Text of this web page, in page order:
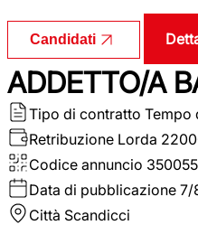
Candidati
ADDETTO/A
Tipo di contratto Tempo
Retribuzione Lorda
Codice annuncio 350055
Data di pubblicazione 7/
Città Scandicci